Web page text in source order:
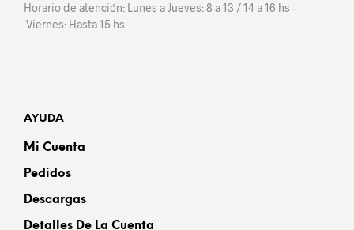
Horario de atención: Lunes a Jueves: 8 a 13 / 14 a 16 hs –
Viernes: Hasta 15 hs
AYUDA
Mi Cuenta
Pedidos
Descargas
Detalles De La Cuenta